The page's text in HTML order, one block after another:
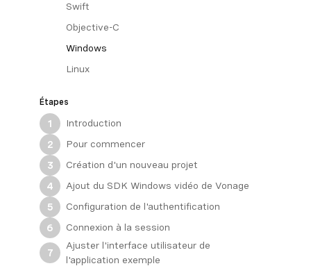
Swift
Objective-C
Windows
Linux
Étapes
1
Introduction
2
Pour commencer
3
Création d'un nouveau projet
4
Ajout du SDK Windows vidéo de Vonage
5
Configuration de l'authentification
6
Connexion à la session
7
Ajuster l'interface utilisateur de
l'application exemple